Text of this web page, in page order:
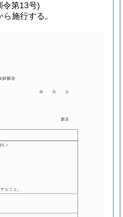
令第13号)
施行する。